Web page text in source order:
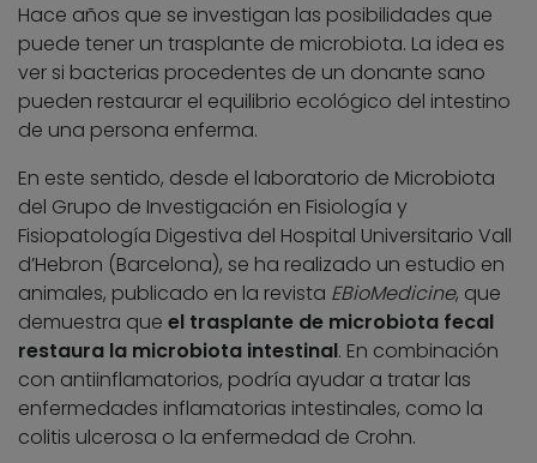
Hace años que se investigan las posibilidades que
puede tener un trasplante de microbiota. La idea es
ver si bacterias procedentes de un donante sano
pueden restaurar el equilibrio ecológico del intestino
de una persona enferma.
En este sentido, desde el laboratorio de Microbiota
del Grupo de Investigación en Fisiología y
Fisiopatología Digestiva del Hospital Universitario Vall
d’Hebron (Barcelona), se ha realizado un estudio en
animales, publicado en la revista EBioMedicine, que
demuestra que el trasplante de microbiota fecal
restaura la microbiota intestinal. En combinación
con antiinflamatorios, podría ayudar a tratar las
enfermedades inflamatorias intestinales, como la
colitis ulcerosa o la enfermedad de Crohn.